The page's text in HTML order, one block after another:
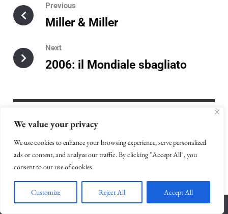
We value your privacy
We use cookies to enhance your browsing experience, serve personalized
ads or content, and analyze our traffic. By clicking "Accept All", you
consent to our use of cookies.
Customize Reject All Accept All
Previous
Miller & Miller
Next
2006: il Mondiale sbagliato
Related Posts